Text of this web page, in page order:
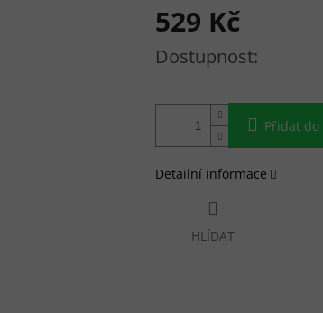
529 Kč
Měrná cena:
Přidat do
Detailní informace
HLÍDAT